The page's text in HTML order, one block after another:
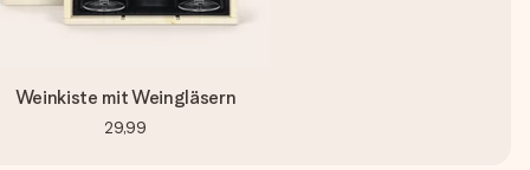
Weinkiste mit Weingläsern
29,99